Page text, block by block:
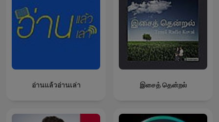
อ่านแล้วอ่านเล่า இசைத் தென்றல்